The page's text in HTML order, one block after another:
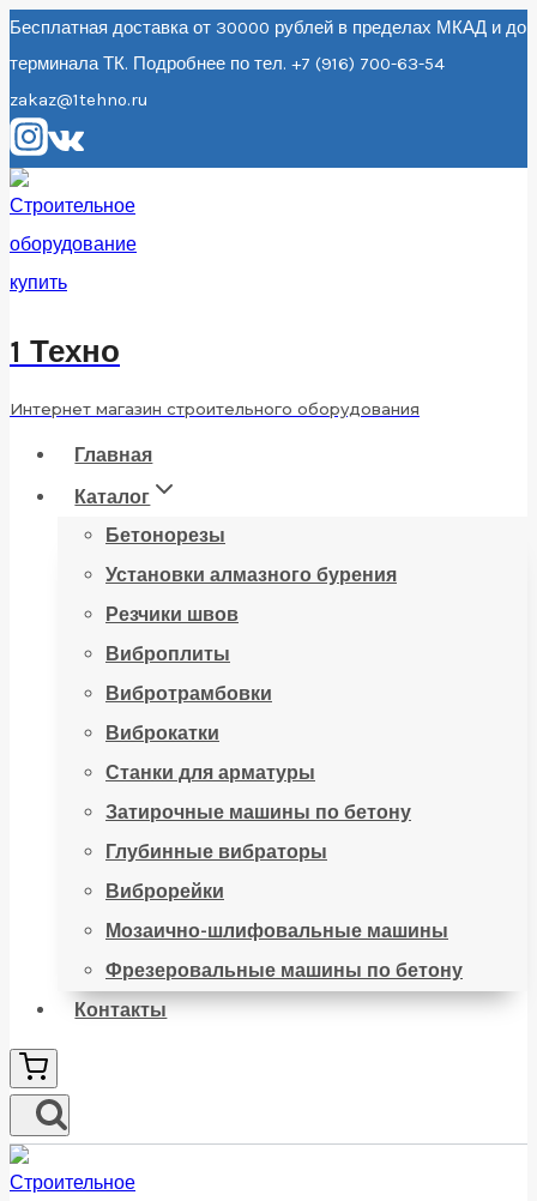
Перейти
к
содержанию
Бесплатная доставка от 30000 рублей в пределах МКАД и до
терминала ТК. Подробнее по тел. +7 (916) 700-63-54
zakaz@1tehno.ru
1 Техно
Интернет магазин строительного оборудования
Главная
Каталог
Бетонорезы
Установки алмазного бурения
Резчики швов
Виброплиты
Вибротрамбовки
Виброкатки
Станки для арматуры
Затирочные машины по бетону
Глубинные вибраторы
Виброрейки
Мозаично-шлифовальные машины
Фрезеровальные машины по бетону
Контакты